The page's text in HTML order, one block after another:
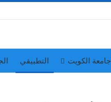
جامعة الكويت التطبيقي